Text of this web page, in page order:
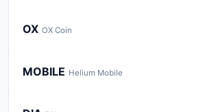
OX OX Coin
MOBILE Helium Mobile